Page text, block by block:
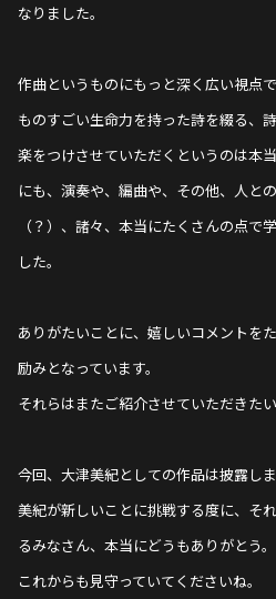
なりました。
作曲というものにもっと深く広い視点
ものすごい生命力を持った詩を綴る、
楽をつけさせていただくというのは本
にも、演奏や、編曲や、その他、人と
（？）、諸々、本当にたくさんの点で
した。
ありがたいことに、嬉しいコメントを
励みとなっています。
それらはまたご紹介させていただきたい
今回、大津美紀としての作品は披露し
美紀が新しいことに挑戦する度に、そ
るみなさん、本当にどうもありがとう。
これからも見守っていてくださいね。